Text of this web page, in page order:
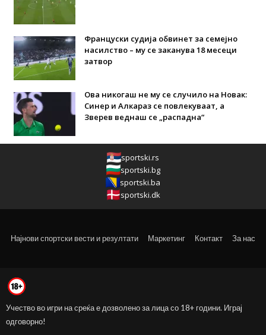
Француски судија обвинет за семејно
насилство – му се заканува 18 месеци
затвор
Ова никогаш не му се случило на Новак:
Синер и Алкараз се повлекуваат, а
Зверев веднаш се „распадна“
sportski.rs
sportski.bg
sportski.ba
sportski.dk
Најнови спортски вести и резултати Маркетинг Контакт За нас
Учество во игри на среќа е дозволено за лица со 18+ години. Играј
одговорно!